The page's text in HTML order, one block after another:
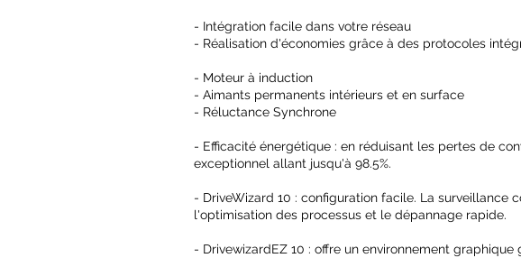
- Intégration facile dans votre réseau
- Réalisation d'économies grâce à des protocoles
- Moteur à induction
- Aimants permanents intérieurs et en surface
- Réluctance Synchrone
- Efficacité énergétique : en réduisant les pertes de
exceptionnel allant jusqu'à 98.5%.
- DriveWizard 10 : configuration facile. La
l'optimisation des processus et le dépannage rapide.
- DrivewizardEZ 10 : offre un environnement